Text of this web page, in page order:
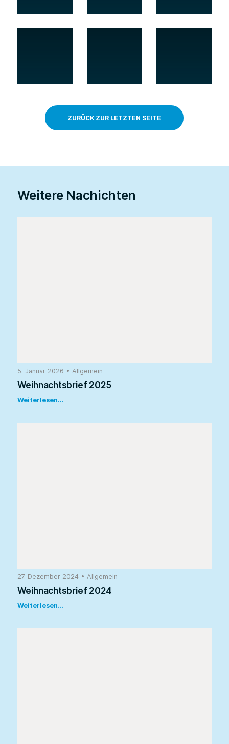
ZURÜCK ZUR LETZTEN SEITE
Weitere Nachichten
5. Januar 2026 • Allgemein
Weihnachtsbrief 2025
Weiterlesen...
27. Dezember 2024 • Allgemein
Weihnachtsbrief 2024
Weiterlesen...